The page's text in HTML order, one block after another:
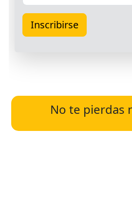
No te pierdas